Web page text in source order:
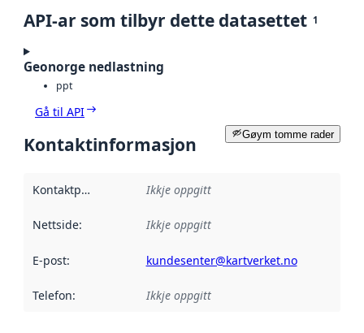
API-ar som tilbyr dette datasettet 1
Geonorge nedlastning
ppt
Gå til API
Gøym tomme rader
Kontaktinformasjon
Kontaktpunkt Ikkje oppgitt
Nettside: Ikkje oppgitt
E-post: kundesenter@kartverket.no
Telefon: Ikkje oppgitt